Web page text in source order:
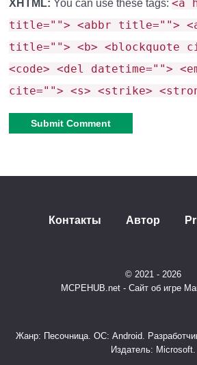
Плащ– развевается при
поворотах.
Minecraft.
это 2013 год!🕹️✨
XHTML: You can use these tags: <a
title=""> <abbr title="">
title=""> <b> <blockquote
<code> <del datetime="">
cite=""> <s> <strike>
Контакты Автор
© 2021 - 2026
MCPEHUB.net - Сайт об игре
Жанр: Песочница. ОС: Android.
Издатель: Microsoft.